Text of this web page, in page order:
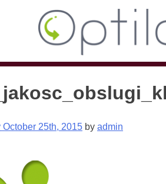
October 25th, 2015 by admin